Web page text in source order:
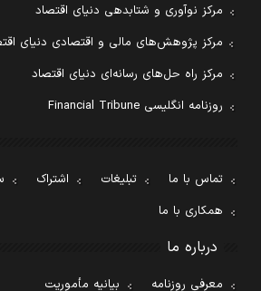
مرکز نوآوری و شتابدهی دنیای اقتصاد
مرکز پژوهش‌های مالی و اقتصادی دنیای
مرکز راه حل‌های رسانه‌ای دنیای اقتصاد
روزنامه انگلیسی Financial Tribune
تماس با ما تبلیغات اشتراک
همکاری با ما
درباره ما
معرفی روزنامه بیانیه مأموریت